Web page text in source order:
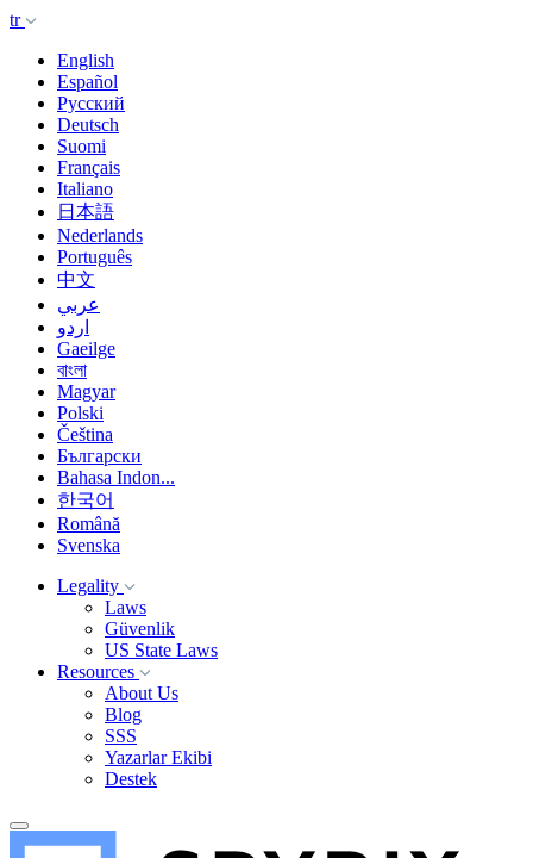
tr
English
Español
Русский
Deutsch
Suomi
Français
Italiano
日本語
Nederlands
Português
中文
عربي
اردو
Gaeilge
বাংলা
Magyar
Polski
Čeština
Български
Bahasa Indon...
한국어
Română
Svenska
Legality
Laws
Güvenlik
US State Laws
Resources
About Us
Blog
SSS
Yazarlar Ekibi
Destek